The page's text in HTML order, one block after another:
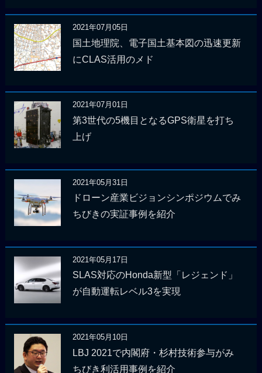
2021年07月05日
国土地理院、電子国土基本図の迅速更新
にCLAS活用のメド
2021年07月01日
第3世代の5機目となるGPS衛星を打ち
上げ
2021年05月31日
ドローン産業ビジョンシンポジウムでみ
ちびきの実証事例を紹介
2021年05月17日
SLAS対応のHonda新型「レジェンド」
が自動運転レベル3を実現
2021年05月10日
LBJ 2021で内閣府・杉村技術参与がみ
ちびき利活用事例を紹介